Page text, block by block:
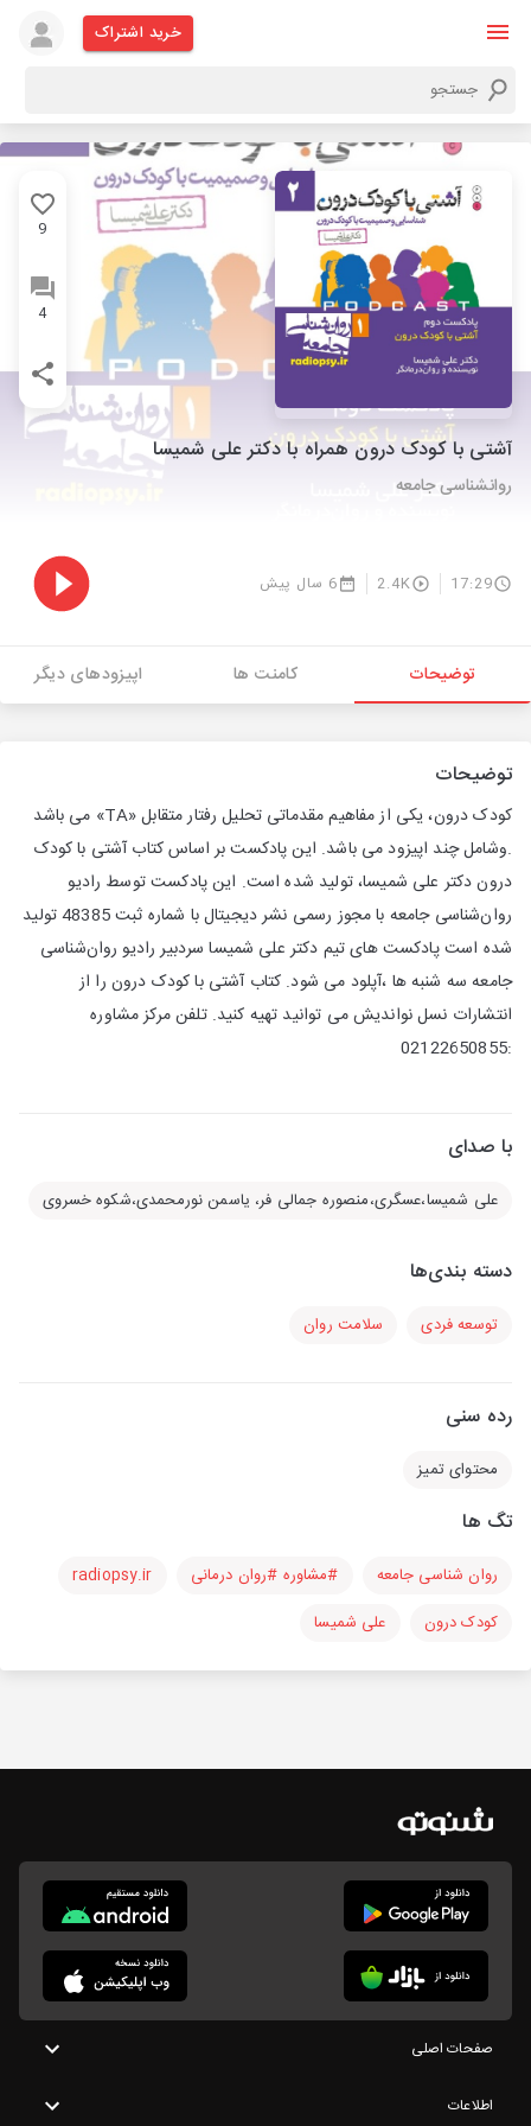
خرید اشتراک
9
4
آشتی با کودک درون همراه با دکتر علی شمیسا
روانشناسی جامعه
17:29
2.4K 6 سال پیش
توضیحات کامنت ها اپیزودهای دیگر
توضیحات
کودک درون، یکی از مفاهیم مقدماتی تحلیل رفتار متقابل «TA» می باشد
.وشامل چند اپیزود می باشد. این پادکست بر اساس کتاب آشتی با کودک
درون دکتر علی شمیسا، تولید شده است. این پادکست توسط رادیو
روان‌شناسی جامعه با مجوز رسمی نشر دیجیتال با شماره ثبت 48385 تولید
شده است پادکست های تیم دکتر علی شمیسا سردبیر رادیو روان‌شناسی
جامعه سه شنبه ها ،آپلود می شود. کتاب آشتی با کودک درون را از
انتشارات نسل نواندیش می توانید تهیه کنید. تلفن مرکز مشاوره
:02122650855
با صدای
علی شمیسا،عسگری،منصوره جمالی فر، یاسمن نورمحمدی،شکوه خسروی
دسته بندی‌ها
توسعه فردی سلامت روان
رده سنی
محتوای تمیز
تگ ها
روان شناسی جامعه #مشاوره #روان درمانی
radiopsy.ir
کودک درون
علی شمیسا
صفحات اصلی
اطلاعات